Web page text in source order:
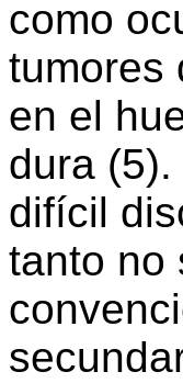
como
tumores
en el
dura
difícil
tanto no